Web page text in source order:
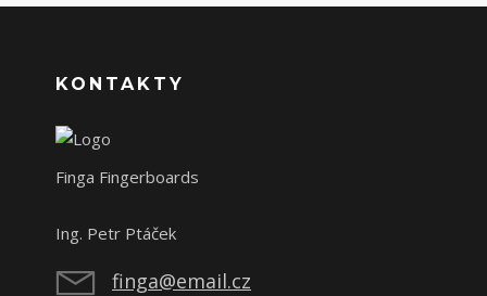
KONTAKTY
Finga Fingerboards
Ing. Petr Ptáček
finga@email.cz